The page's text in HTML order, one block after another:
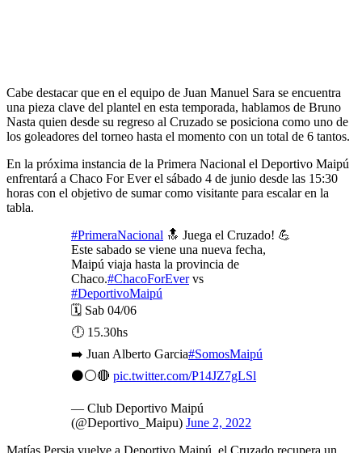
Cabe destacar que en el equipo de Juan Manuel Sara se encuentra
una pieza clave del plantel en esta temporada, hablamos de Bruno
Nasta quien desde su regreso al Cruzado se posiciona como uno de
los goleadores del torneo hasta el momento con un total de 6 tantos.
En la próxima instancia de la Primera Nacional el Deportivo Maipú
enfrentará a Chaco For Ever el sábado 4 de junio desde las 15:30
horas con el objetivo de sumar como visitante para escalar en la
tabla.
#PrimeraNacional 🔝 Juega el Cruzado! 💪
Este sabado se viene una nueva fecha,
Maipú viaja hasta la provincia de
Chaco.#ChacoForEvervs
#DeportivoMaipú
🗓️ Sab 04/06
🕛 15.30hs
➡️ Juan Alberto Garcia#SomosMaipú
⚫⚪🔴 pic.twitter.com/P14JZ7gLSl
— Club Deportivo Maipú
(@Deportivo_Maipu) June 2, 2022
Matías Persia vuelve a Deportivo Maipú, el Cruzado recupera un